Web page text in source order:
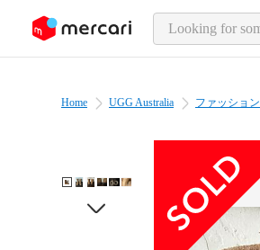
page content
Home UGG Australia ファッション